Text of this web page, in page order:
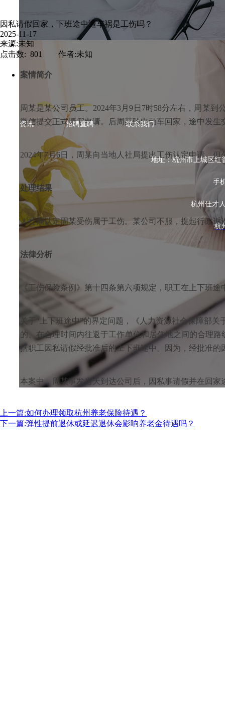
因私请假回家，下班途中遭车祸是工伤吗？
2025-11-17
来源:未知
点击数: 801 作者:未知
案情简介
周某是某公司员工。2024年3月9日7时58分左右，周某
微信提交正式请假申请。后周某骑电动车回家，途中发
2024年7月6日，周某向当地人社局提出工伤认定申请。
处理结果
人社局认定周某受伤属于工伤。某公司不服，提起行政
法律分析
《工伤保险条例》第十四条第六项规定，职工在上下班
关于“上下班途中”的界定问题，《人力资源社会保障部
的、在合理时间内往返于工作单位和居住地之间的合理
括职工因私请假经批准后的上下班途中。因为，经批准的
本案中，周某事发当天到达公司后，因私事请假并在回
上一篇:如何办理领取杭州养老保险待遇？
下一篇:弹性提前退休或延迟退休会影响养老金待遇吗？
地址：杭州市上城区红
手
杭州佳才
杭
热点资讯 招聘直聘 联系我们